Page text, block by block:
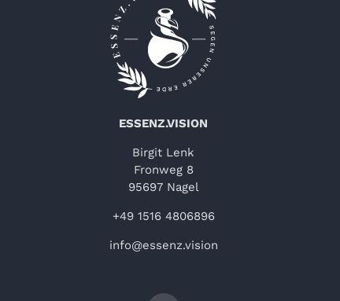
ESSENZ.VISION
Birgit Lenk
Fronweg 8
95697 Nagel
+49 1516 4806896
info@essenz.vision